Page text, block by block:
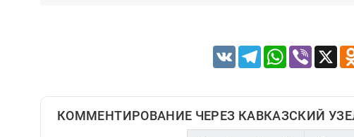
VK TelegramWhatsApp
Viber X
КОММЕНТИРОВАНИЕ ЧЕРЕЗ КАВКАЗСКИЙ